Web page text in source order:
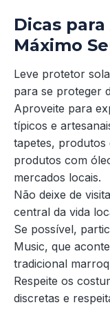
Dicas
Máximo
Leve protetor
para se proteger
Aproveite para
típicos e
tapetes, produtos
produtos com
mercados locais.
Não deixe de
central da vida
Se possível,
Music, que
tradicional
Respeite os
discretas e